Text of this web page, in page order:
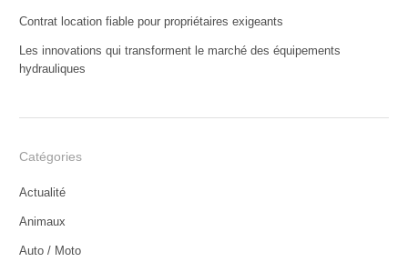
Contrat location fiable pour propriétaires exigeants
Les innovations qui transforment le marché des équipements
hydrauliques
Catégories
Actualité
Animaux
Auto / Moto